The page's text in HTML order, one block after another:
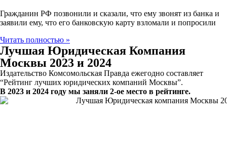
Гражданин РФ позвонили и сказали, что ему звонят из банка и
заявили ему, что его банковскую карту взломали и попросили
Читать полностью »
Лучшая Юридическая Компания
Москвы 2023 и 2024
Издательство Комсомольская Правда ежегодно составляет
“Рейтинг лучших юридических компаний Москвы”.
В 2023 и 2024 году мы заняли 2-ое место в рейтинге.